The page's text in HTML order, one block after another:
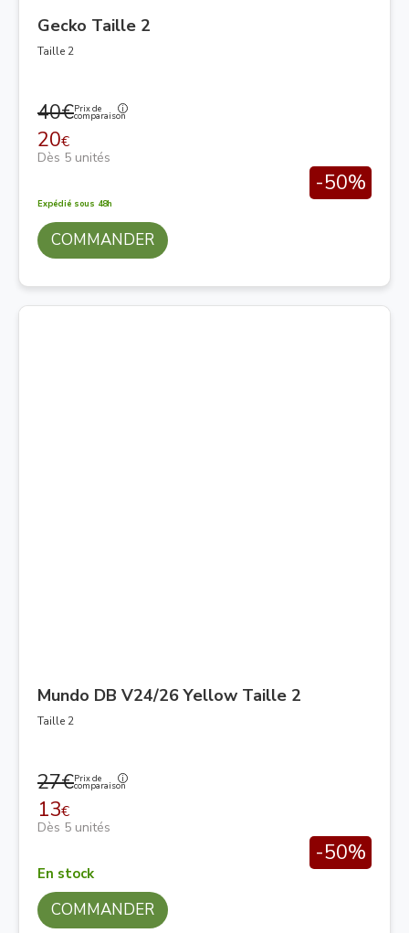
Gecko Taille 2
Taille 2
40€Prix de
comparaison
20€
Dès 5 unités
-50%
Expédié sous 48h
COMMANDER
Mundo DB V24/26 Yellow Taille 2
Taille 2
27€Prix de
comparaison
13€
Dès 5 unités
-50%
En stock
COMMANDER